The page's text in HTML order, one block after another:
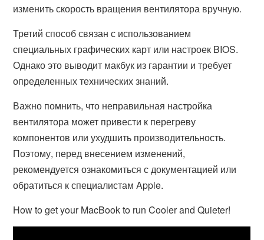
изменить скорость вращения вентилятора вручную.
Третий способ связан с использованием
специальных графических карт или настроек BIOS.
Однако это выводит макбук из гарантии и требует
определенных технических знаний.
Важно помнить, что неправильная настройка
вентилятора может привести к перегреву
компонентов или ухудшить производительность.
Поэтому, перед внесением изменений,
рекомендуется ознакомиться с документацией или
обратиться к специалистам Apple.
How to get your MacBook to run Cooler and Quieter!